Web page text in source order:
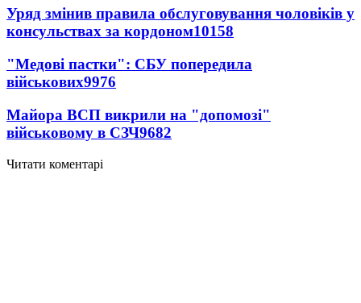
Уряд змінив правила обслуговування чоловіків у
консульствах за кордоном10158
"Медові пастки": СБУ попередила
військових9976
Майора ВСП викрили на "допомозі"
військовому в СЗЧ9682
Читати коментарі